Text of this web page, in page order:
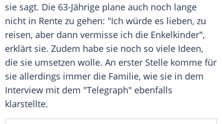
sie sagt. Die 63-Jährige plane auch noch lange
nicht in Rente zu gehen: "Ich würde es lieben, zu
reisen, aber dann vermisse ich die Enkelkinder",
erklärt sie. Zudem habe sie noch so viele Ideen,
die sie umsetzen wolle. An erster Stelle komme für
sie allerdings immer die Familie, wie sie in dem
Interview mit dem "Telegraph" ebenfalls
klarstellte.